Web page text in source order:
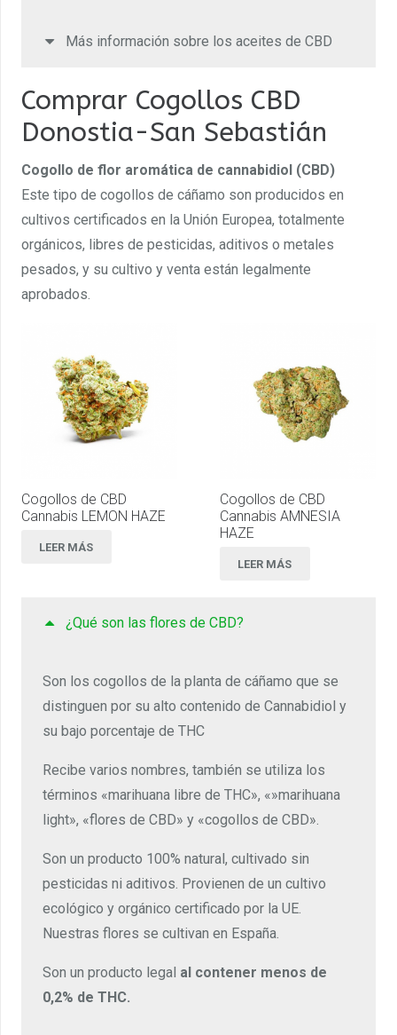
Más información sobre los aceites de CBD
Comprar Cogollos CBD
Donostia-San Sebastián
Cogollo de flor aromática de cannabidiol (CBD)
Este tipo de cogollos de cáñamo son producidos en
cultivos certificados en la Unión Europea, totalmente
orgánicos, libres de pesticidas, aditivos o metales
pesados, y su cultivo y venta están legalmente
aprobados.
Cogollos de CBD
Cannabis LEMON HAZE
LEER MÁS
Cogollos de CBD
Cannabis AMNESIA
HAZE
LEER MÁS
¿Qué son las flores de CBD?
Son los cogollos de la planta de cáñamo que se
distinguen por su alto contenido de Cannabidiol y
su bajo porcentaje de THC
Recibe varios nombres, también se utiliza los
términos «marihuana libre de THC», «»marihuana
light», «flores de CBD» y «cogollos de CBD».
Son un producto 100% natural, cultivado sin
pesticidas ni aditivos. Provienen de un cultivo
ecológico y orgánico certificado por la UE.
Nuestras flores se cultivan en España.
Son un producto legal al contener menos de
0,2% de THC.